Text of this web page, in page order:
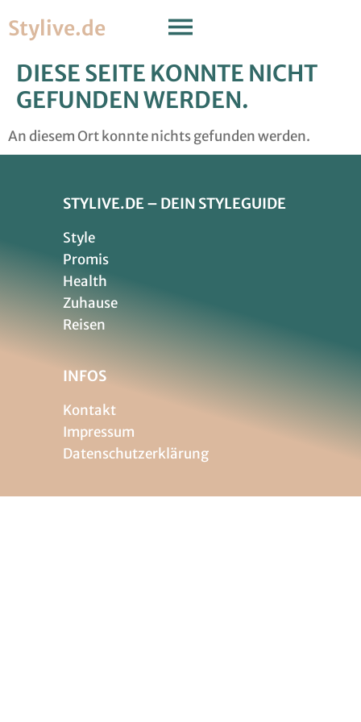
Stylive.de
DIESE SEITE KONNTE NICHT
GEFUNDEN WERDEN.
An diesem Ort konnte nichts gefunden werden.
STYLIVE.DE – DEIN STYLEGUIDE
Style
Promis
Health
Zuhause
Reisen
INFOS
Kontakt
Impressum
Datenschutzerklärung